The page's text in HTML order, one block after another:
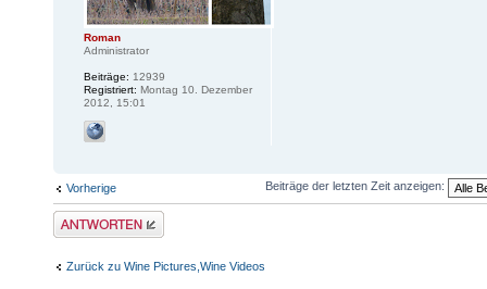
Roman
Administrator
Beiträge: 12939
Registriert: Montag 10. Dezember
2012, 15:01
Vorherige Beiträge der letzten Zeit anzeigen:
Antwort erstellen
Zurück zu Wine Pictures,Wine Videos